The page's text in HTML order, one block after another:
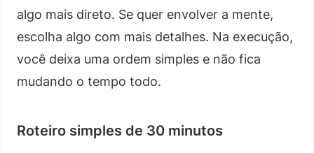
algo mais direto. Se quer envolver a mente,
escolha algo com mais detalhes. Na execução,
você deixa uma ordem simples e não fica
mudando o tempo todo.
Roteiro simples de 30 minutos